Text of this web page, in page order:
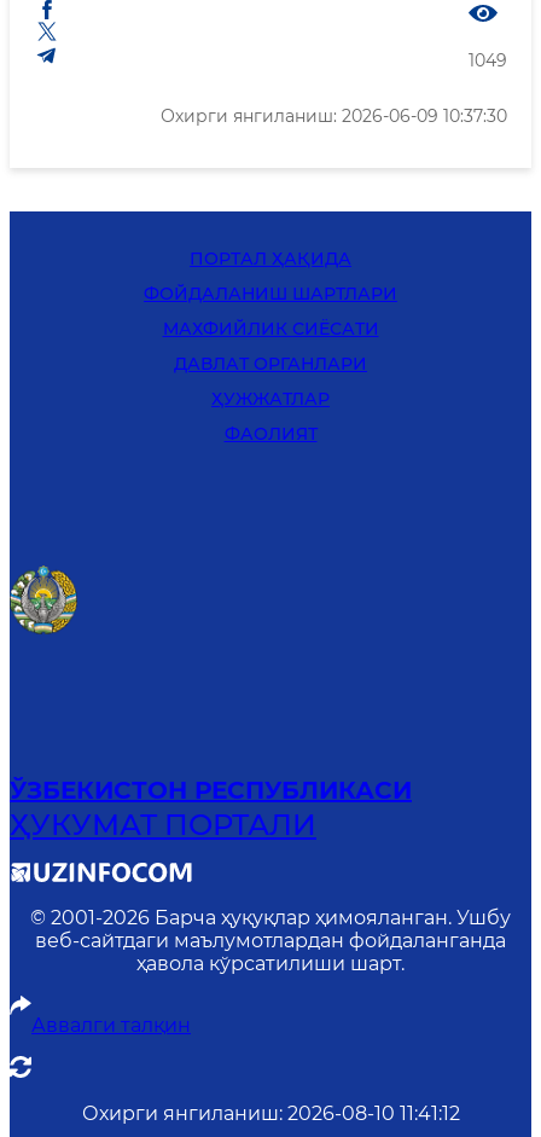
1049
Охирги янгиланиш: 2026-06-09 10:37:30
ПОРТАЛ ҲАҚИДА
ФОЙДАЛАНИШ ШАРТЛАРИ
MАХФИЙЛИК СИЁСАТИ
ДАВЛАТ ОРГАНЛАРИ
ҲУЖЖАТЛАР
ФАОЛИЯТ
ЎЗБЕКИСТОН РЕСПУБЛИКАСИ
ҲУКУМАТ ПОРТАЛИ
© 2001-2026 Барча ҳуқуқлар ҳимояланган. Ушбу
веб-сайтдаги маълумотлардан фойдаланганда
ҳавола кўрсатилиши шарт.
Аввалги талқин
Охирги янгиланиш: 2026-08-10 11:41:12